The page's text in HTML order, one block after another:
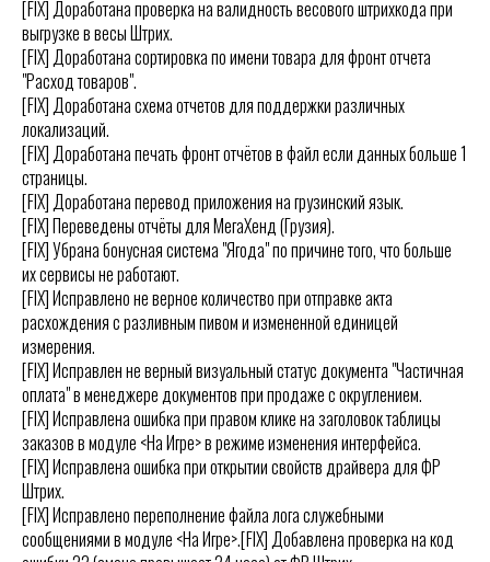
[FIX] Доработана проверка на валидность весового штрихкода при
выгрузке в весы Штрих.
[FIX] Доработана сортировка по имени товара для фронт отчета
"Расход товаров".
[FIX] Доработана схема отчетов для поддержки различных
локализаций.
[FIX] Доработана печать фронт отчётов в файл если данных больше 1
страницы.
[FIX] Доработана перевод приложения на грузинский язык.
[FIX] Переведены отчёты для МегаХенд (Грузия).
[FIX] Убрана бонусная система "Ягода" по причине того, что больше
их сервисы не работают.
[FIX] Исправлено не верное количество при отправке акта
расхождения с разливным пивом и измененной единицей
измерения.
[FIX] Исправлен не верный визуальный статус документа "Частичная
оплата" в менеджере документов при продаже с округлением.
[FIX] Исправлена ошибка при правом клике на заголовок таблицы
заказов в модуле <На Игре> в режиме изменения интерфейса.
[FIX] Исправлена ошибка при открытии свойств драйвера для ФР
Штрих.
[FIX] Исправлено переполнение файла лога служебными
сообщениями в модуле <На Игре>.[FIX] Добавлена проверка на код